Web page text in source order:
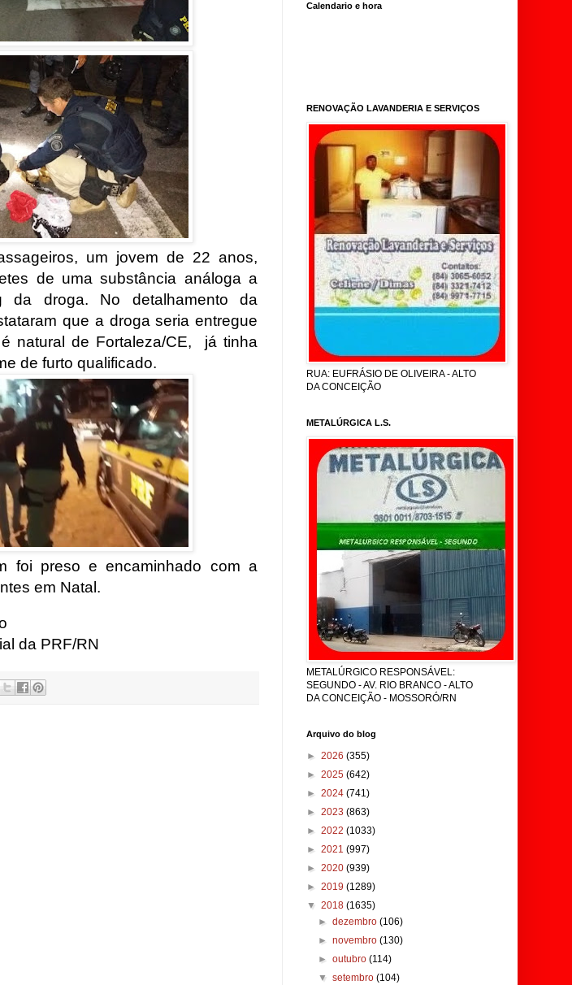
um jovem de 22 anos,
de uma substância análoga a
da droga. No detalhamento da
que a droga seria entregue
natural de Fortaleza/CE,
já tinha
de furto qualificado.
foi preso e encaminhado com a
em Natal.
da PRF/RN
Calendario e hora
RENOVAÇÃO LAVANDERIA E SERVIÇOS
RUA: EUFRÁSIO DE OLIVEIRA - ALTO
DA CONCEIÇÃO
METALÚRGICA L.S.
METALÚRGICO RESPONSÁVEL:
SEGUNDO - AV. RIO BRANCO - ALTO
DA CONCEIÇÃO - MOSSORÓ/RN
Arquivo do blog
► 2026 (355)
► 2025 (642)
► 2024 (741)
► 2023 (863)
► 2022 (1033)
► 2021 (997)
► 2020 (939)
► 2019 (1289)
▼ 2018 (1635)
►dezembro(106)
►novembro(130)
►outubro(114)
▼setembro(104)